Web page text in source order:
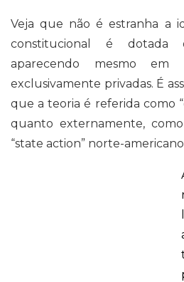
Veja que não é estranha a
constitucional é dotada
aparecendo mesmo em
exclusivamente privadas. É
que a teoria é referida como
quanto externamente,
“state action” norte-